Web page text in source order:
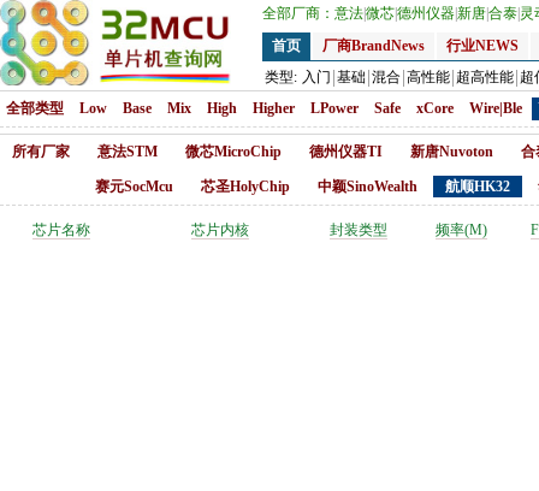
全部厂商： 意法微芯德州仪器新唐合泰 灵
首页
厂商BrandNews
行业NEWS
类型: 入门 基础 混合 高性能 超高性能 超
全部类型
Low Base Mix High Higher LPower Safe xCore Wire|Ble
所有厂家 意法STM 微芯MicroChip 德州仪器TI 新唐Nuvoton 合
赛元SocMcu 芯圣HolyChip 中颖SinoWealth 航顺HK32
芯片名称 芯片内核 封装类型 频率(M)